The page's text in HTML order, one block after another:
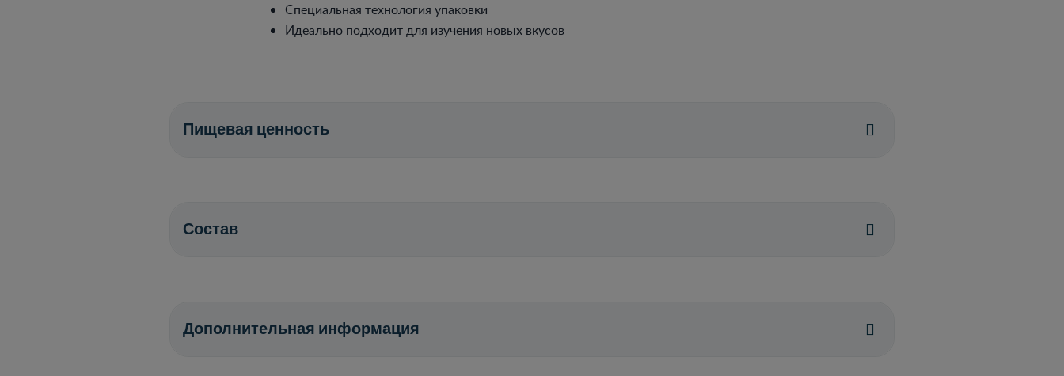
Специальная технология упаковки
Идеально подходит для изучения новых вкусов
Пищевая ценность
Состав
Дополнительная информация